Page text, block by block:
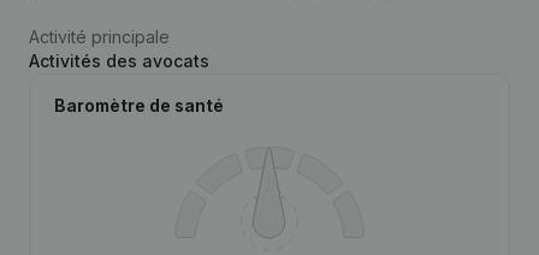
Activité principale
Activités des avocats
Baromètre de santé